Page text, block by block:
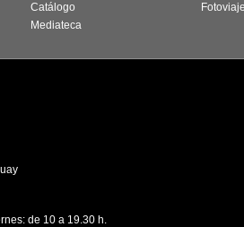
Catálogo
Mediateca
de 10 a 19.30 h.